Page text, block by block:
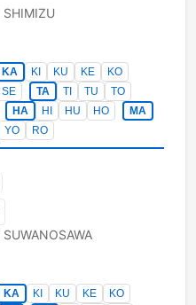
SHIMIZU
KA KI KU KE
KO
SE TA TI TU
TO
HA HI HU HO
MA
YO RO
SUWANOSAWA
KA KI KU KE
KO